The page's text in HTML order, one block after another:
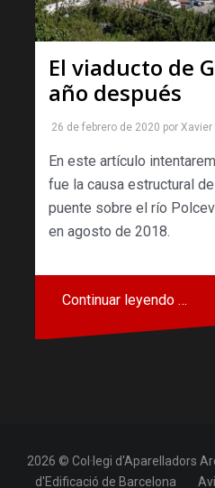
El viaducto de
año después
26 de febrero de 2020 por Xavier
En este artículo
fue la causa estructural
puente sobre el río
en agosto de 2018.
Continuar leyendo …
2026 © Col·legi d'Aparelladors
d'Edificació de Barcelona